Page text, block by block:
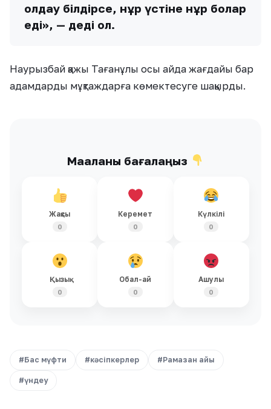
қолдау білдірсе, нұр үстіне нұр болар
еді», — деді ол.
Наурызбай қажы Тағанұлы осы айда жағдайы бар
адамдарды мұқтаждарға көмектесуге шақырды.
Мақаланы бағалаңыз
Жақсы
0
Керемет
0
Күлкілі
0
Қызық
0
Обал-ай
0
Ашулы
0
#Бас мүфти #кәсіпкерлер #Рамазан айы
#үндеу